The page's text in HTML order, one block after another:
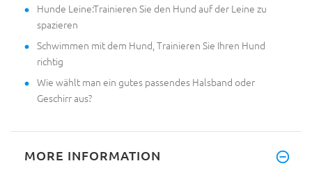
Hunde Leine:Trainieren Sie den Hund auf der Leine zu
spazieren
Schwimmen mit dem Hund, Trainieren Sie Ihren Hund
richtig
Wie wählt man ein gutes passendes Halsband oder
Geschirr aus?
MORE INFORMATION